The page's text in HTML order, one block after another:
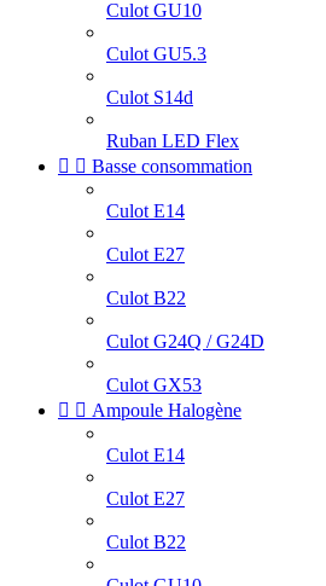
Culot GU10
Culot GU5.3
Culot S14d
Ruban LED Flex
  Basse consommation
Culot E14
Culot E27
Culot B22
Culot G24Q / G24D
Culot GX53
  Ampoule Halogène
Culot E14
Culot E27
Culot B22